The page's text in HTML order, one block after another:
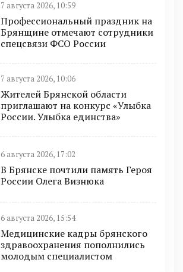
7 августа 2026, 10:59
Профессиональный праздник на
Брянщине отмечают сотрудники
спецсвязи ФСО России
7 августа 2026, 10:06
Жителей Брянской области
приглашают на конкурс «Улыбка
России. Улыбка единства»
6 августа 2026, 17:02
В Брянске почтили память Героя
России Олега Визнюка
6 августа 2026, 15:54
Медицинские кадры брянского
здравоохранения пополнились
молодым специалистом